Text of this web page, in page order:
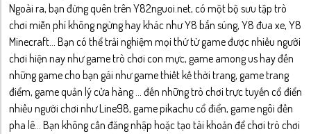
Ngoài ra, bạn đừng quên trên Y82nguoi.net, có một bộ sưu tập trò
chơi miễn phí không ngừng hay khác như Y8 bắn súng, Y8 đua xe, Y8
Minecraft... Bạn có thể trải nghiệm mọi thứ từ game được nhiều người
chơi hiện nay như game trò chơi con mực, game among us hay đến
những game cho bạn gái như game thiết kế thời trang, game trang
điểm, game quản lý cửa hàng ... đến những trò chơi trực tuyến cổ điển
nhiều người chơi như Line98, game pikachu cổ điển, game ngôi đền
pha lê... Bạn không cần đăng nhập hoặc tạo tài khoản để chơi trò chơi